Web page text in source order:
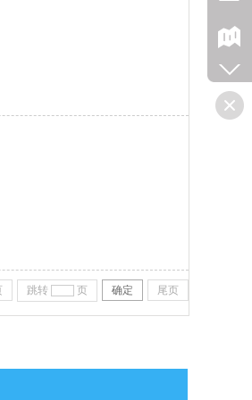
跳转 页 确定 尾页